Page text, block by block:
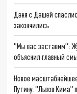
Даня с Дашей
закончились
"Мы вас заставим":
объяснил главный
Новое
Путину. "Львов Кима"